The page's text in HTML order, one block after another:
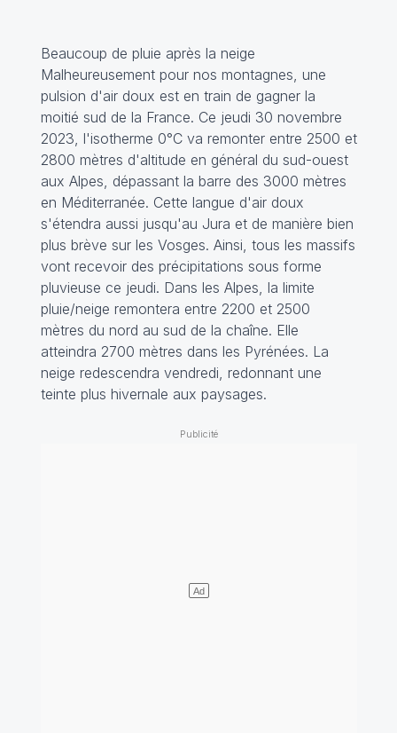
Beaucoup de pluie après la neige
Malheureusement pour nos montagnes, une
pulsion d'air doux est en train de gagner la
moitié sud de la France. Ce jeudi 30 novembre
2023, l'isotherme 0°C va remonter entre 2500 et
2800 mètres d'altitude en général du sud-ouest
aux Alpes, dépassant la barre des 3000 mètres
en Méditerranée. Cette langue d'air doux
s'étendra aussi jusqu'au Jura et de manière bien
plus brève sur les Vosges. Ainsi, tous les massifs
vont recevoir des précipitations sous forme
pluvieuse ce jeudi. Dans les Alpes, la limite
pluie/neige remontera entre 2200 et 2500
mètres du nord au sud de la chaîne. Elle
atteindra 2700 mètres dans les Pyrénées. La
neige redescendra vendredi, redonnant une
teinte plus hivernale aux paysages.